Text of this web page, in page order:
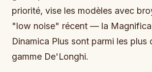
priorité, vise les modèles avec
"low noise" récent — la Magnifica
Dinamica Plus sont parmi les plus
gamme De'Longhi.